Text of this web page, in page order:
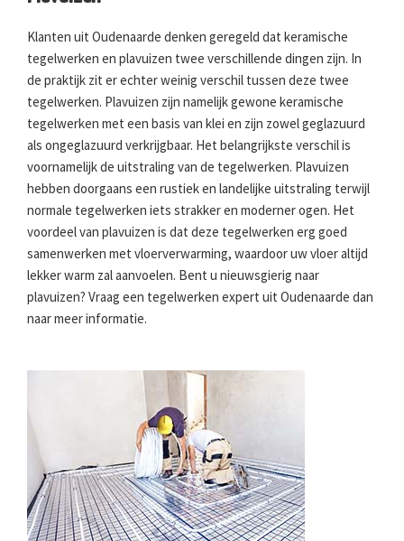
Klanten uit Oudenaarde denken geregeld dat keramische
tegelwerken en plavuizen twee verschillende dingen zijn. In
de praktijk zit er echter weinig verschil tussen deze twee
tegelwerken. Plavuizen zijn namelijk gewone keramische
tegelwerken met een basis van klei en zijn zowel geglazuurd
als ongeglazuurd verkrijgbaar. Het belangrijkste verschil is
voornamelijk de uitstraling van de tegelwerken. Plavuizen
hebben doorgaans een rustiek en landelijke uitstraling terwijl
normale tegelwerken iets strakker en moderner ogen. Het
voordeel van plavuizen is dat deze tegelwerken erg goed
samenwerken met vloerverwarming, waardoor uw vloer altijd
lekker warm zal aanvoelen. Bent u nieuwsgierig naar
plavuizen? Vraag een tegelwerken expert uit Oudenaarde dan
naar meer informatie.